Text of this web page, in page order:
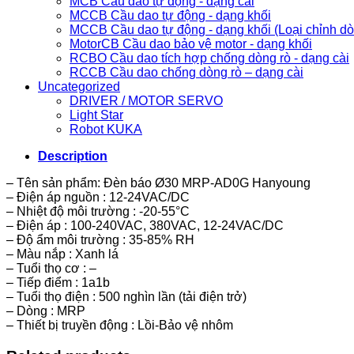
MCCB Cầu dao tự động - dạng khối
MCCB Cầu dao tự động - dạng khối (Loại chỉnh
MotorCB Cầu dao bảo vệ motor - dạng khối
RCBO Cầu dao tích hợp chống dòng rò - dạng cài
RCCB Cầu dao chống dòng rò – dạng cài
Uncategorized
DRIVER / MOTOR SERVO
Light Star
Robot KUKA
Description
– Tên sản phẩm: Đèn báo Ø30 MRP-AD0G Hanyoung
– Điện áp nguồn : 12-24VAC/DC
– Nhiệt độ môi trường : -20-55°C
– Điện áp : 100-240VAC, 380VAC, 12-24VAC/DC
– Độ ẩm môi trường : 35-85% RH
– Màu nắp : Xanh lá
– Tuổi thọ cơ : –
– Tiếp điểm : 1a1b
– Tuổi thọ điện : 500 nghìn lần (tải điện trở)
– Dòng : MRP
– Thiết bị truyền động : Lồi-Bảo vệ nhôm